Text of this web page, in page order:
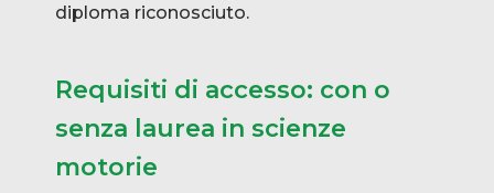
diploma riconosciuto.
Requisiti di accesso: con o
senza laurea in scienze
motorie